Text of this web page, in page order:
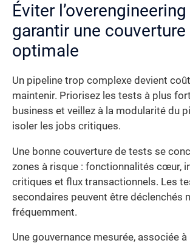
Éviter
garantir une
optimale
Un pipeline trop complexe devient
maintenir. Priorisez les tests à plus
business et veillez à la modularité du
isoler les jobs critiques.
Une bonne couverture de tests se
zones à risque : fonctionnalités cœur,
critiques et flux transactionnels. Les
secondaires peuvent être déclenchés
fréquemment.
Une gouvernance mesurée, associée à